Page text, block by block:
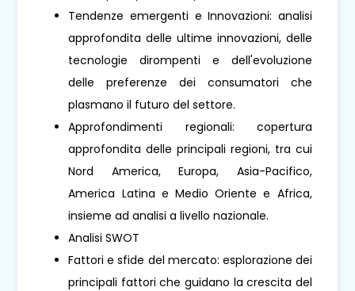
Tendenze emergenti e Innovazioni: analisi
approfondita delle ultime innovazioni, delle
tecnologie dirompenti e dell'evoluzione
delle preferenze dei consumatori che
plasmano il futuro del settore.
Approfondimenti regionali: copertura
approfondita delle principali regioni, tra cui
Nord America, Europa, Asia-Pacifico,
America Latina e Medio Oriente e Africa,
insieme ad analisi a livello nazionale.
Analisi SWOT
Fattori e sfide del mercato: esplorazione dei
principali fattori che guidano la crescita del